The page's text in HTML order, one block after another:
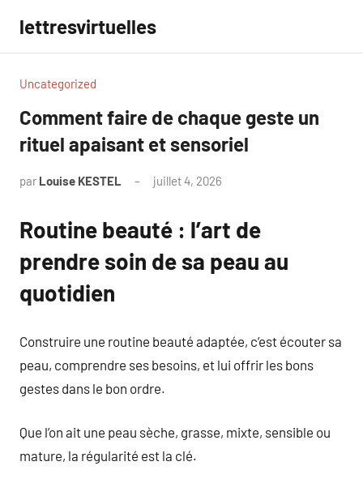
contenu
lettresvirtuelles
Uncategorized
Comment faire de chaque geste un
rituel apaisant et sensoriel
par Louise KESTEL juillet 4, 2026
Routine beauté : l’art de
prendre soin de sa peau au
quotidien
Construire une routine beauté adaptée, c’est écouter sa
peau, comprendre ses besoins, et lui offrir les bons
gestes dans le bon ordre.
Que l’on ait une peau sèche, grasse, mixte, sensible ou
mature, la régularité est la clé.